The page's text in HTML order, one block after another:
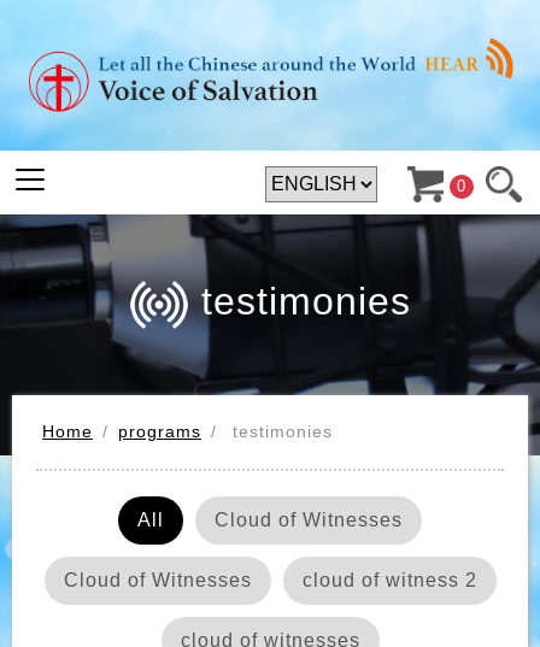
0
testimonies
Home programs testimonies
All Cloud of Witnesses
Cloud of Witnesses cloud of witness 2
cloud of witnesses